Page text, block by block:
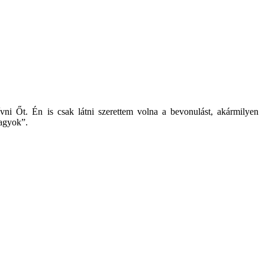
Őt. Én is csak látni szerettem volna a bevonulást, akármilyen